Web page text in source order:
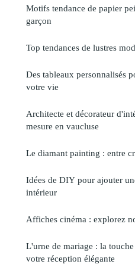
Motifs tendance de papier
garçon
Top tendances de lustres
Des tableaux personnalisés
votre vie
Architecte et décorateur
mesure en vaucluse
Le diamant painting : entre
Idées de DIY pour ajouter
intérieur
Affiches cinéma : explorez
L'urne de mariage : la
votre réception élégante